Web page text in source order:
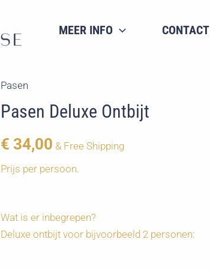
MEER INFO CONTACT
Pasen
Pasen Deluxe Ontbijt
€ 34,00 & Free Shipping
Prijs per persoon.
Wat is er inbegrepen?
Deluxe ontbijt voor bijvoorbeeld 2 personen: